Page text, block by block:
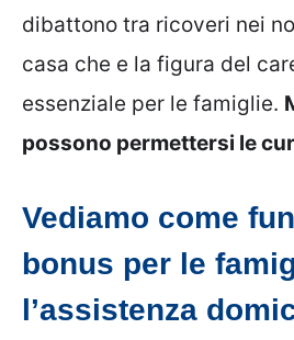
dibattono tra ricoveri nei
casa che e la figura del
essenziale per le famiglie.
possono permettersi le
Vediamo come
bonus per le
l’assistenza